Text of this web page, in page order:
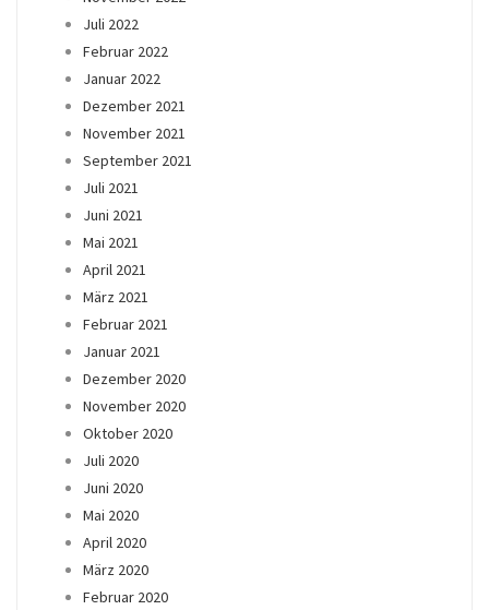
Juli 2022
Februar 2022
Januar 2022
Dezember 2021
November 2021
September 2021
Juli 2021
Juni 2021
Mai 2021
April 2021
März 2021
Februar 2021
Januar 2021
Dezember 2020
November 2020
Oktober 2020
Juli 2020
Juni 2020
Mai 2020
April 2020
März 2020
Februar 2020